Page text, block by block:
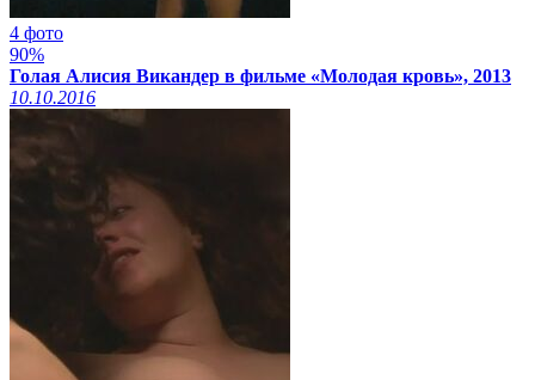
4 фото
90%
Голая Алисия Викандер в фильме «Молодая кровь», 2013
10.10.2016